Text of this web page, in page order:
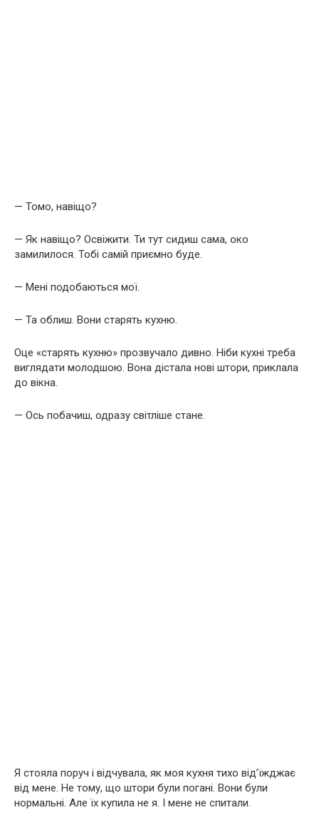
— Томо, навіщо?
— Як навіщо? Освіжити. Ти тут сидиш сама, око
замилилося. Тобі самій приємно буде.
— Мені подобаються мої.
— Та облиш. Вони старять кухню.
Оце «старять кухню» прозвучало дивно. Ніби кухні треба
виглядати молодшою. Вона дістала нові штори, приклала
до вікна.
— Ось побачиш, одразу світліше стане.
Я стояла поруч і відчувала, як моя кухня тихо від’їжджає
від мене. Не тому, що штори були погані. Вони були
нормальні. Але їх купила не я. І мене не спитали.